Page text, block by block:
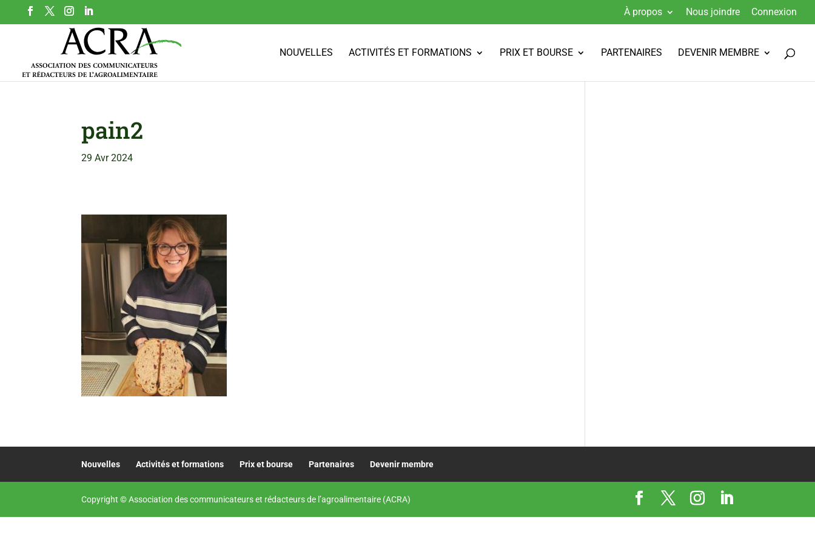
À propos Nous joindre Connexion
NOUVELLES ACTIVITÉS ET FORMATIONS PRIX ET BOURSE PARTENAIRES DEVENIR MEMBRE
pain2
29 Avr 2024
Nouvelles Activités et formations Prix et bourse Partenaires Devenir membre
Copyright © Association des communicateurs et rédacteurs de l’agroalimentaire (ACRA)